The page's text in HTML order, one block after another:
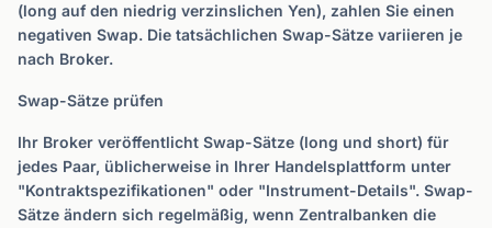
(long auf den niedrig verzinslichen Yen), zahlen Sie einen
negativen Swap. Die tatsächlichen Swap-Sätze variieren je
nach Broker.
Swap-Sätze prüfen
Ihr Broker veröffentlicht Swap-Sätze (long und short) für
jedes Paar, üblicherweise in Ihrer Handelsplattform unter
"Kontraktspezifikationen" oder "Instrument-Details". Swap-
Sätze ändern sich regelmäßig, wenn Zentralbanken die